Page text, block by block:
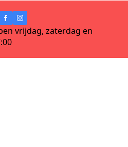
vrijdag, zaterdag en